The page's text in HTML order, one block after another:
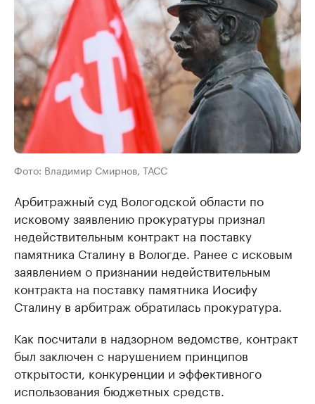
Фото: Владимир Смирнов, ТАСС
Арбитражный суд Вологодской области по
исковому заявлению прокуратуры признал
недействительным контракт на поставку
памятника Сталину в Вологде. Ранее с исковым
заявлением о признании недействительным
контракта на поставку памятника Иосифу
Сталину в арбитраж обратилась прокуратура.
Как посчитали в надзорном ведомстве, контракт
был заключен с нарушением принципов
открытости, конкуренции и эффективного
использования бюджетных средств.